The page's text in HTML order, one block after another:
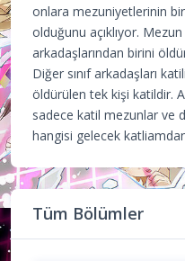
onlara mezuniyetlerinin
olduğunu açıklıyor.
arkadaşlarından birini
Diğer sınıf arkadaşları
öldürülen tek kişi katildir.
sadece katil mezunlar ve
hangisi gelecek
Tüm Bölümler